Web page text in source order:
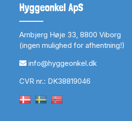
Hyggeonkel ApS
Arnbjerg Høje 33, 8800 Viborg
(ingen mulighed for afhentning!)
info@hyggeonkel.dk
CVR nr.: DK38819046